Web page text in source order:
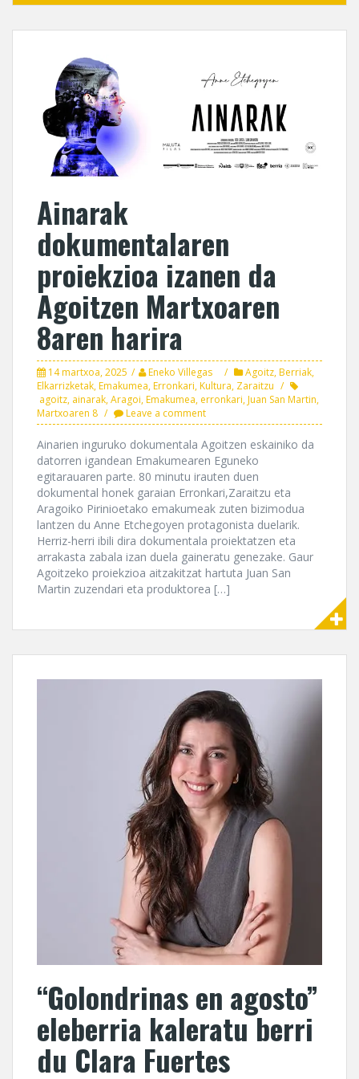
Ainarak
dokumentalaren
proiekzioa izanen da
Agoitzen Martxoaren
8aren harira
14 martxoa, 2025 Eneko Villegas Agoitz,Berriak,
Elkarrizketak,Emakumea,Erronkari,Kultura, Zaraitzu
agoitz, ainarak,Aragoi,Emakumea, erronkari,Juan San Martin,
Martxoaren 8
Leave a comment
Ainarien inguruko dokumentala Agoitzen eskainiko da
datorren igandean Emakumearen Eguneko
egitarauaren parte. 80 minutu irauten duen
dokumental honek garaian Erronkari,Zaraitzu eta
Aragoiko Pirinioetako emakumeak zuten bizimodua
lantzen du Anne Etchegoyen protagonista duelarik.
Herriz-herri ibili dira dokumentala proiektatzen eta
arrakasta zabala izan duela gaineratu genezake. Gaur
Agoitzeko proiekzioa aitzakitzat hartuta Juan San
Martin zuzendari eta produktorea […]
“Golondrinas en agosto”
eleberria kaleratu berri
du Clara Fuertes